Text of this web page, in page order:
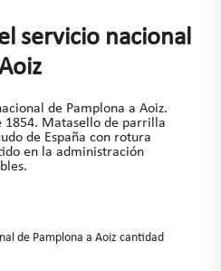
servicio nacional
de Pamplona a Aoiz.
1854. Matasello de parrilla
de España con rotura
en la administración
de Pamplona a Aoiz cantidad